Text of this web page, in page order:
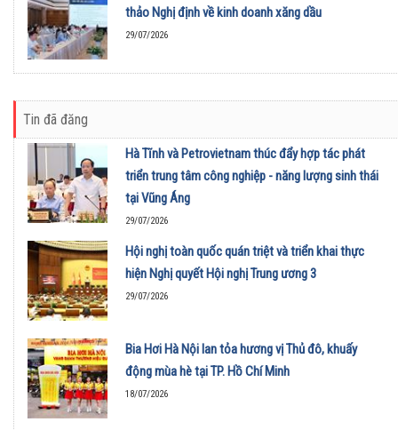
thảo Nghị định về kinh doanh xăng dầu
29/07/2026
Tin đã đăng
Hà Tĩnh và Petrovietnam thúc đẩy hợp tác phát
triển trung tâm công nghiệp - năng lượng sinh thái
tại Vũng Áng
29/07/2026
Hội nghị toàn quốc quán triệt và triển khai thực
hiện Nghị quyết Hội nghị Trung ương 3
29/07/2026
Bia Hơi Hà Nội lan tỏa hương vị Thủ đô, khuấy
động mùa hè tại TP. Hồ Chí Minh
18/07/2026